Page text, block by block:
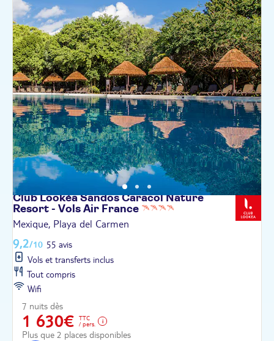
Club Lookéa Sandos Caracol Nature
Resort - Vols Air France
Mexique, Playa del Carmen
9,2/10 55 avis
Vols et transferts inclus
Tout compris
Wifi
7 nuits dès
1 630€
TTC
/ pers.
Plus que 2 places disponibles